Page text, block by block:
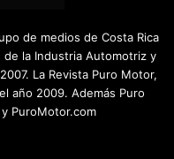
de medios de Costa Rica
la Industria Automotriz y
La Revista Puro Motor,
año 2009. Además Puro
PuroMotor.com